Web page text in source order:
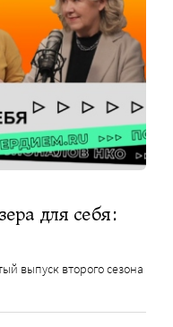
для себя:
выпуск второго сезона